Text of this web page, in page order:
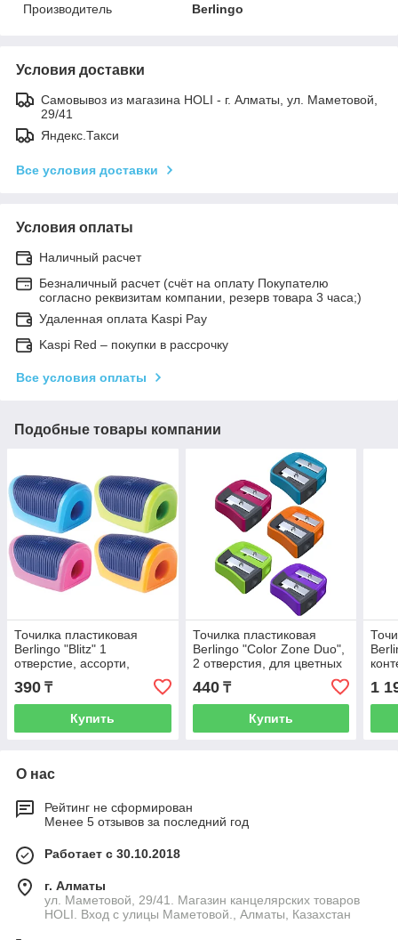
Производитель
Berlingo
Условия доставки
Самовывоз из магазина HOLI - г. Алматы, ул. Маметовой,
29/41
Яндекс.Такси
Все условия доставки
Условия оплаты
Наличный расчет
Безналичный расчет (счёт на оплату Покупателю
согласно реквизитам компании, резерв товара 3 часа;)
Удаленная оплата Kaspi Pay
Kaspi Red – покупки в рассрочку
Все условия оплаты
Подобные товары компании
Точилка пластиковая
Berlingo "Blitz" 1
отверстие, ассорти,
дисплей
390 ₸
Купить
Точилка пластиковая
Berlingo "Color Zone Duo",
2 отверстия, для цветных
и ч/г карандашей,
блистер, а
440₸
Купить
1
О нас
Рейтинг не сформирован
Менее 5 отзывов за последний год
Работает с 30.10.2018
г. Алматы
ул. Маметовой, 29/41. Магазин канцелярских товаров
HOLI. Вход с улицы Маметовой., Алматы, Казахстан